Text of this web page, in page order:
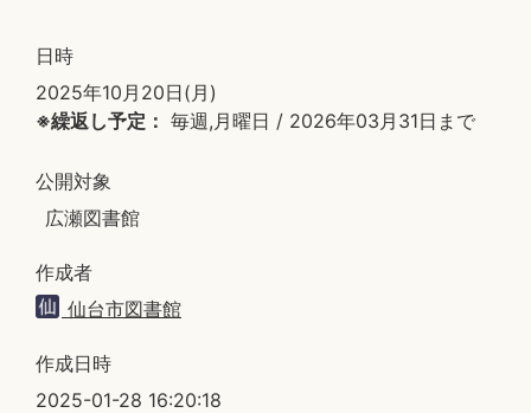
日時
2025年10月20日(月)
※繰返し予定： 毎週,月曜日 / 2026年03月31日まで
公開対象
広瀬図書館
作成者
仙台市図書館
作成日時
2025-01-28 16:20:18